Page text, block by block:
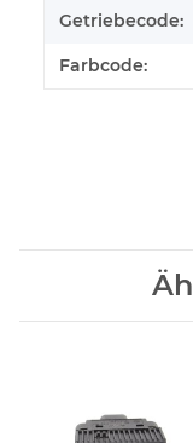
Getriebecode:
Farbcode: